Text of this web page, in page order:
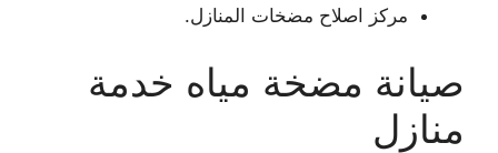
مركز اصلاح مضخات المنازل.
صيانة مضخة مياه خدمة
منازل